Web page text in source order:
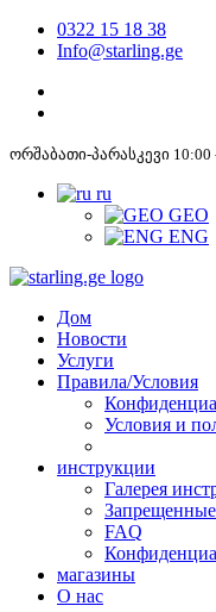
0322 15 18 38
Info@starling.ge
ორშაბათი-პარასკევი 10:00
ru
GEO
ENG
Дом
Новости
Услуги
Правила/Условия
Условия и
инструкции
Галерея
FAQ
магазины
O нас